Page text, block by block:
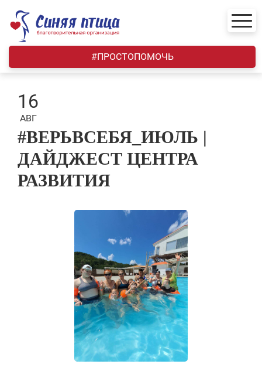
content
#ПРОСТОПОМОЧЬ
16
АВГ
#ВЕРЬВСЕБЯ_ИЮЛЬ |
ДАЙДЖЕСТ ЦЕНТРА
РАЗВИТИЯ